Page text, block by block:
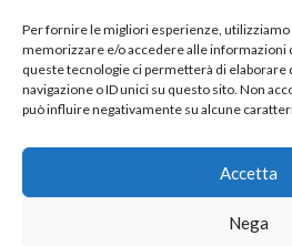
Per fornire le migliori esperienze,
memorizzare e/o accedere alle informazioni
queste tecnologie ci permetterà di
navigazione o ID unici su questo sito. Non
può influire negativamente su alcune
Accetta
Nega
Invia
©2026 All Rights Reserverd.
Nazionale dei Giornalisti